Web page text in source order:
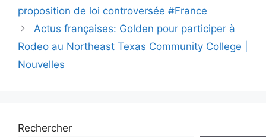
proposition de loi controversée #France
Actus françaises: Golden pour participer à
Rodeo au Northeast Texas Community College |
Nouvelles
Rechercher